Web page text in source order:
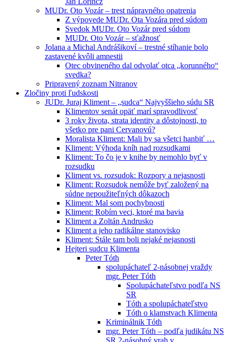
MUDr. Oto Vozár – trest nápravného opatrenia
Z výpovede MUDr. Ota Vozára pred súdom
Svedok MUDr. Oto Vozár pred súdom
MUDr. Oto Vozár – sťažnosť
Jolana a Michal Andrášikoví – trestné stíhanie bolo
zastavené kvôli amnestii
Otec obvineného dal odvolať otca „korunného“
svedka?
Pripravený zoznam Nitranov
Zločiny proti ľudskosti
JUDr. Juraj Kliment – „sudca“ Najvyššieho súdu SR
Klimentov senát opäť marí spravodlivosť
3 roky života, strata identity a dôstojnosti, to
všetko pre pani Cervanovú?
Moralista Kliment: Mali by sa všetci hanbiť …
Kliment: Výhoda kníh nad rozsudkami
Kliment: To čo je v knihe by nemohlo byť v
rozsudku
Kliment vs. rozsudok: Rozpory a nejasnosti
Kliment: Rozsudok nemôže byť založený na
súdne nepoužiteľných dôkazoch
Kliment: Mal som pochybnosti
Kliment: Robím veci, ktoré ma bavia
Kliment a Zoltán Andrusko
Kliment a jeho radikálne stanovisko
Kliment: Stále tam boli nejaké nejasnosti
Hejteri sudcu Klimenta
Peter Tóth
spolupáchateľ 2-násobnej vraždy
mgr. Peter Tóth
Spolupáchateľstvo podľa NS
SR
Tóth a spolupáchateľstvo
Tóth o klamstvach Klimenta
Kriminálnik Tóth
mgr. Peter Tóth – podľa judikátu NS
SR 2-násobný vrah v